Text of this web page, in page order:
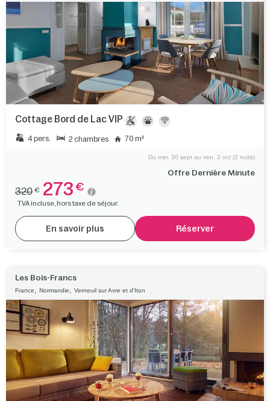
Cottage Bord de Lac VIP
4 pers. 2 chambres 70 m²
Offre Dernière Minute
Du mer. 30 sept au ven. 2 oct (2 nuits)
320 € 273 €
TVA incluse, hors taxe de séjour.
En savoir plus Réserver
Les Bois-Francs
France Normandie Verneuil sur Avre et d'Iton